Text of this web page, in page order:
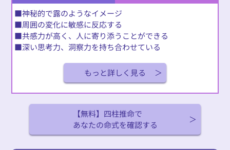
■神秘的で露のようなイメージ
■周囲の変化に敏感に反応する
■共感力が高く、人に寄り添うことができる
■深い思考力、洞察力を持ち合わせている
もっと詳しく見る
【無料】四柱推命で
あなたの命式を確認する